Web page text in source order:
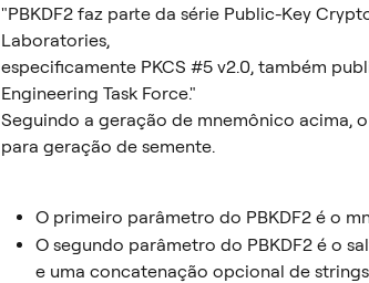
"PBKDF2 faz parte da série Public-Key
Laboratories,
especificamente PKCS #5 v2.0, também
Engineering Task Force."
Seguindo a geração de mnemônico acima,
para geração de semente.
O primeiro parâmetro do PBKDF2 é o
O segundo parâmetro do PBKDF2 é o
e uma concatenação opcional de